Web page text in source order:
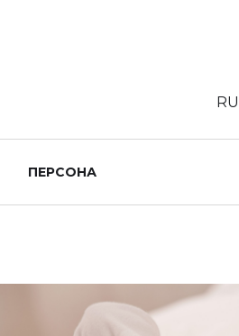
RU
ПЕРСОНА